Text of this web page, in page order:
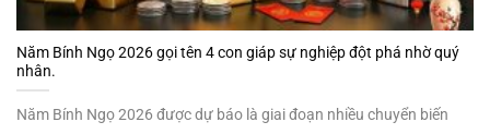
Năm Bính Ngọ 2026 gọi tên 4 con giáp sự nghiệp đột phá nhờ quý
nhân.
Năm Bính Ngọ 2026 được dự báo là giai đoạn nhiều chuyển biến